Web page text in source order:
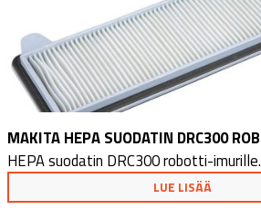
HEPA suodatin DRC300 robotti-imurille.
LUE LISÄÄ